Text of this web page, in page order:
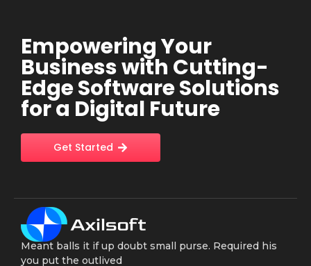
Empowering Your
Business with Cutting-
Edge Software Solutions
for a Digital Future
Get Started
Meant balls it if up doubt small purse. Required his
you put the outlived